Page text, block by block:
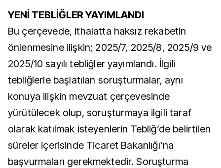
YENİ TEBLİĞLER YAYIMLANDI
Bu çerçevede, ithalatta haksız rekabetin
önlenmesine ilişkin; 2025/7, 2025/8, 2025/9 ve
2025/10 sayılı tebliğler yayımlandı. İlgili
tebliğlerle başlatılan soruşturmalar, aynı
konuya ilişkin mevzuat çerçevesinde
yürütülecek olup, soruşturmaya ilgili taraf
olarak katılmak isteyenlerin Tebliğ’de belirtilen
süreler içerisinde Ticaret Bakanlığı’na
başvurmaları gerekmektedir. Soruşturma